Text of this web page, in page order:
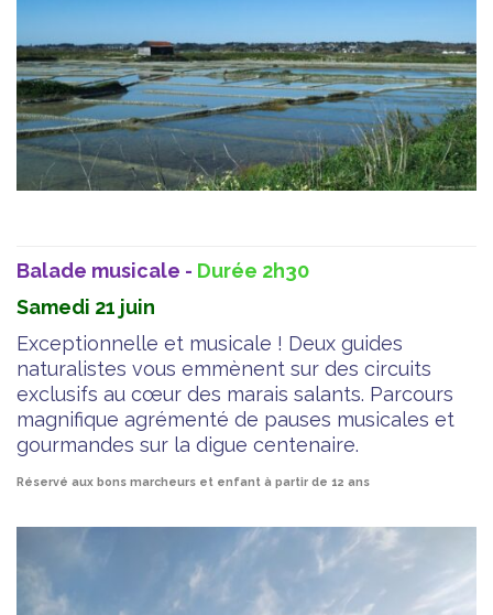
Balade musicale - Durée 2h30
Samedi 21 juin
Exceptionnelle et musicale ! Deux guides
naturalistes vous emmènent sur des circuits
exclusifs au cœur des marais salants. Parcours
magnifique agrémenté de pauses musicales et
gourmandes sur la digue centenaire.
Réservé aux bons marcheurs et enfant à partir de 12 ans